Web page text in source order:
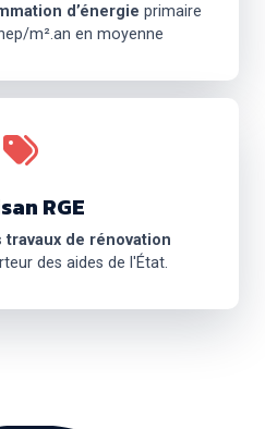
d’énergie primaire
m².an en moyenne
RGE
de rénovation
des aides de l'État.